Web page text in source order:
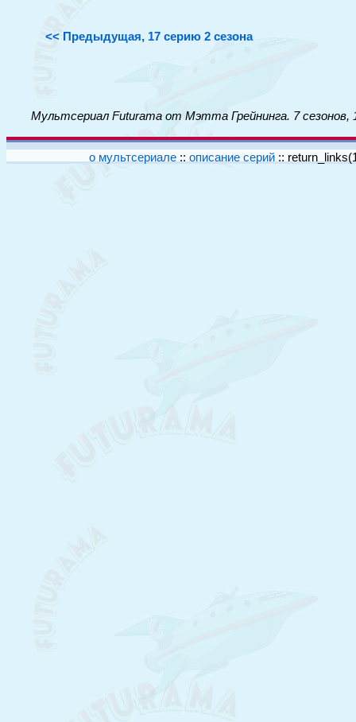
<< Предыдущая, 17 серию 2 сезона
Мультсериал Futurama от Мэтта Грейнинга. 7
о мультсериале :: описание серий ::